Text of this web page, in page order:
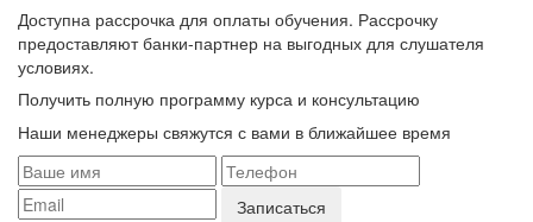
Доступна рассрочка для оплаты обучения. Рассрочку
предоставляют банки-партнер на выгодных для слушателя
условиях.
Получить полную программу курса и консультацию
Наши менеджеры свяжутся с вами в ближайшее время